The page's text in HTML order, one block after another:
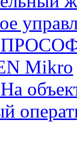
Mikro